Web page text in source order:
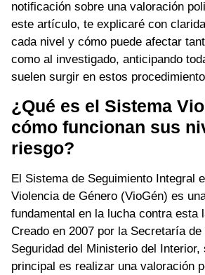
notificación sobre una valoración
este artículo, te explicaré con
cada nivel y cómo puede afectar
como al investigado, anticipando
suelen surgir en estos
¿Qué es el Sistema
cómo funcionan sus
riesgo?
El Sistema de Seguimiento Integral
Violencia de Género (VioGén) es
fundamental en la lucha contra esta
Creado en 2007 por la Secretaría de
Seguridad del Ministerio del Interior,
principal es realizar una valoración